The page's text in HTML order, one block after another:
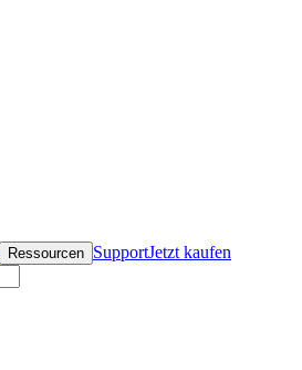
Ressourcen SupportJetzt kaufen